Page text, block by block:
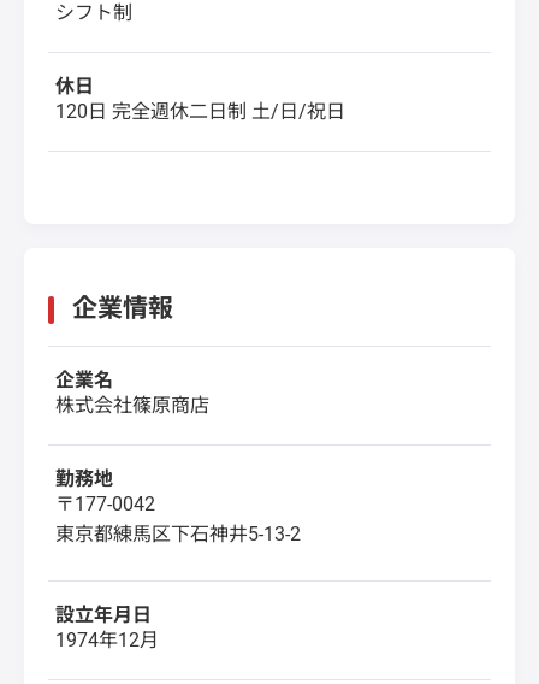
シフト制
休日
120日 完全週休二日制 土/日/祝日
企業情報
企業名
株式会社篠原商店
勤務地
〒177-0042
東京都練馬区下石神井5-13-2
設立年月日
1974年12月